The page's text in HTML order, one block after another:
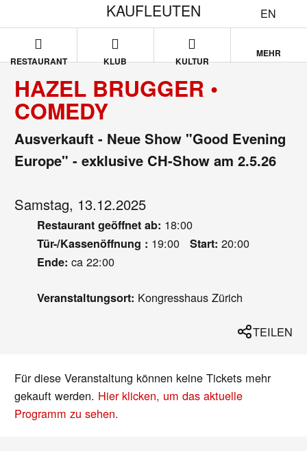
EN
KAUFLEUTEN
RESTAURANT KLUB KULTUR
MEHR
HAZEL BRUGGER •
COMEDY
Ausverkauft - Neue Show "Good Evening
Europe" - exklusive CH-Show am 2.5.26
Samstag, 13.12.2025
Restaurant geöffnet ab: 18:00
Tür-/Kassenöffnung : 19:00 Start: 20:00
Ende: ca 22:00
Veranstaltungsort: Kongresshaus Zürich
TEILEN
Für diese Veranstaltung können keine Tickets mehr
gekauft werden. Hier klicken, um das aktuelle
Programm zu sehen.